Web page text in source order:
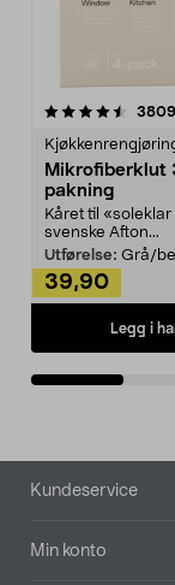
3809
Mikrofiberklut
pakning
Kåret til «soleklar
svenske Afton...
Utførelse: Grå/
39,90
Legg i
4.5av 5
Bunntekst
Kundeservice
Min konto